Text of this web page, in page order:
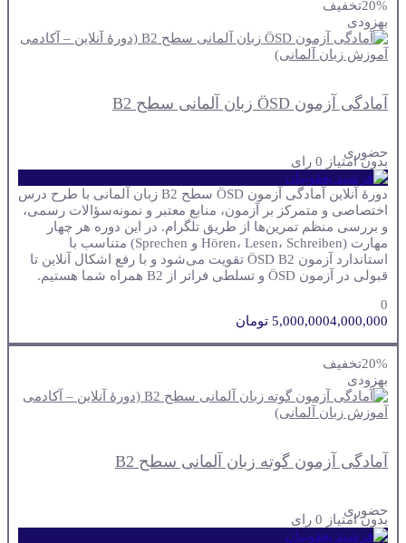
20%تخفیف
بهزودی
آمادگی آزمون ÖSD زبان آلمانی سطح B2
حضوری
بدون امتیاز 0 رای
دورهٔ آنلاین آمادگی آزمون ÖSD سطح B2 زبان آلمانی با طرح درس
اختصاصی و متمرکز بر آزمون، منابع معتبر و نمونه‌سؤالات رسمی،
و بررسی منظم تمرین‌ها از طریق تلگرام. در این دوره هر چهار
مهارت (Hören، Lesen، Schreiben و Sprechen) متناسب با
استاندارد آزمون ÖSD B2 تقویت می‌شود و با رفع اشکال آنلاین تا
قبولی در آزمون ÖSD و تسلطی فراتر از B2 همراه شما هستیم.
0
5,000,0004,000,000 تومان
20%تخفیف
بهزودی
آمادگی آزمون گوته زبان آلمانی سطح B2
حضوری
بدون امتیاز 0 رای